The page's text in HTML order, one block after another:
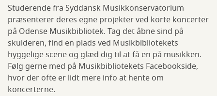
Studerende fra Syddansk Musikkonservatorium
præsenterer deres egne projekter ved korte koncerter
på Odense Musikbibliotek. Tag det åbne sind på
skulderen, find en plads ved Musikbibliotekets
hyggelige scene og glæd dig til at få en på musikken.
Følg gerne med på Musikbibliotekets Facebookside,
hvor der ofte er lidt mere info at hente om
koncerterne.